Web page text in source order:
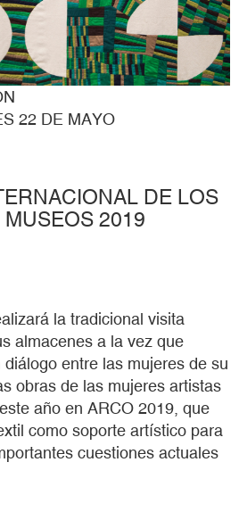
22 DE MAYO
DE LOS
MUSEOS 2019
la tradicional visita
almacenes a la vez que
diálogo entre las mujeres de su
obras de las mujeres artistas
año en ARCO 2019, que
como soporte artístico para
cuestiones actuales